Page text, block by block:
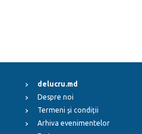
delucru.md
Despre noi
Termeni și condiții
Arhiva evenimentelor